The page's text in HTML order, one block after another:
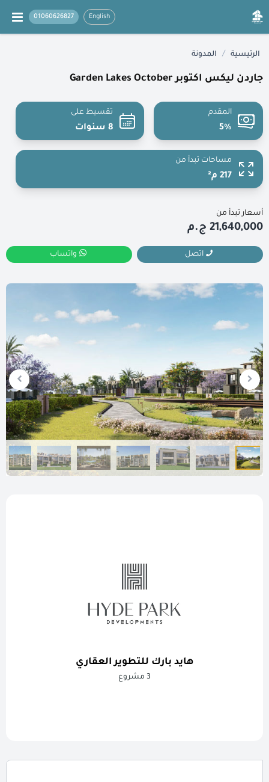
English
01060626827
الرئيسية / المدونة
جاردن ليكس اكتوبر Garden Lakes October
المقدم
5%
تقسيط على
8 سنوات
مساحات تبدأ من
217 م²
أسعار تبدأ من
21,640,000 ج.م
اتصل واتساب
هايد بارك للتطوير العقاري
3 مشروع